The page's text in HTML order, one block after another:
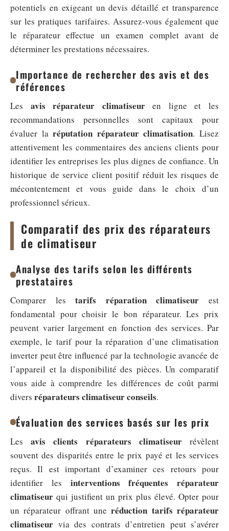
potentiels en exigeant un devis détaillé et transparence
sur les pratiques tarifaires. Assurez-vous également que
le réparateur effectue un examen complet avant de
déterminer les prestations nécessaires.
Importance de rechercher des avis et des
références
Les avis réparateur climatiseuren ligne et les
recommandations personnelles sont capitaux pour
évaluer laréputation réparateur climatisation. Lisez
attentivement les commentaires des anciens clients pour
identifier les entreprises les plus dignes de confiance. Un
historique de service client positif réduit les risques de
mécontentement et vous guide dans le choix d’un
professionnel sérieux.
Comparatif des prix des réparateurs
de climatiseur
Analyse des tarifs selon les différents
prestataires
Comparer lestarifs réparation climatiseur est
fondamental pour choisir le bon réparateur. Les prix
peuvent varier largement en fonction des services. Par
exemple, le tarif pour la réparation d’une climatisation
inverter peut être influencé par la technologie avancée de
l’appareil et la disponibilité des pièces. Un comparatif
vous aide à comprendre les différences de coût parmi
divers réparateurs climatiseur conseils.
Évaluation des services basés sur les prix
Lesavis clients réparateurs climatiseurrévèlent
souvent des disparités entre le prix payé et les services
reçus. Il est important d’examiner ces retours pour
identifier les interventions fréquentes réparateur
climatiseur qui justifient un prix plus élevé. Opter pour
un réparateur offrant uneréduction tarifs réparateur
climatiseur via des contrats d’entretien peut s’avérer